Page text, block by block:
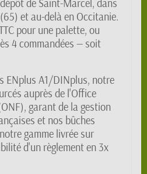
de Saint-Marcel, dans
et au-delà en Occitanie.
pour une palette, ou
4 commandées — soit
ENplus A1/DINplus, notre
auprès de l'Office
garant de la gestion
et nos bûches
gamme livrée sur
d'un règlement en 3x